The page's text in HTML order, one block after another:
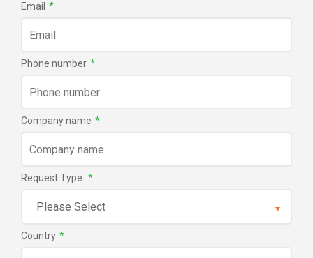
Email *
Phone number *
Company name *
Request Type: *
Country *